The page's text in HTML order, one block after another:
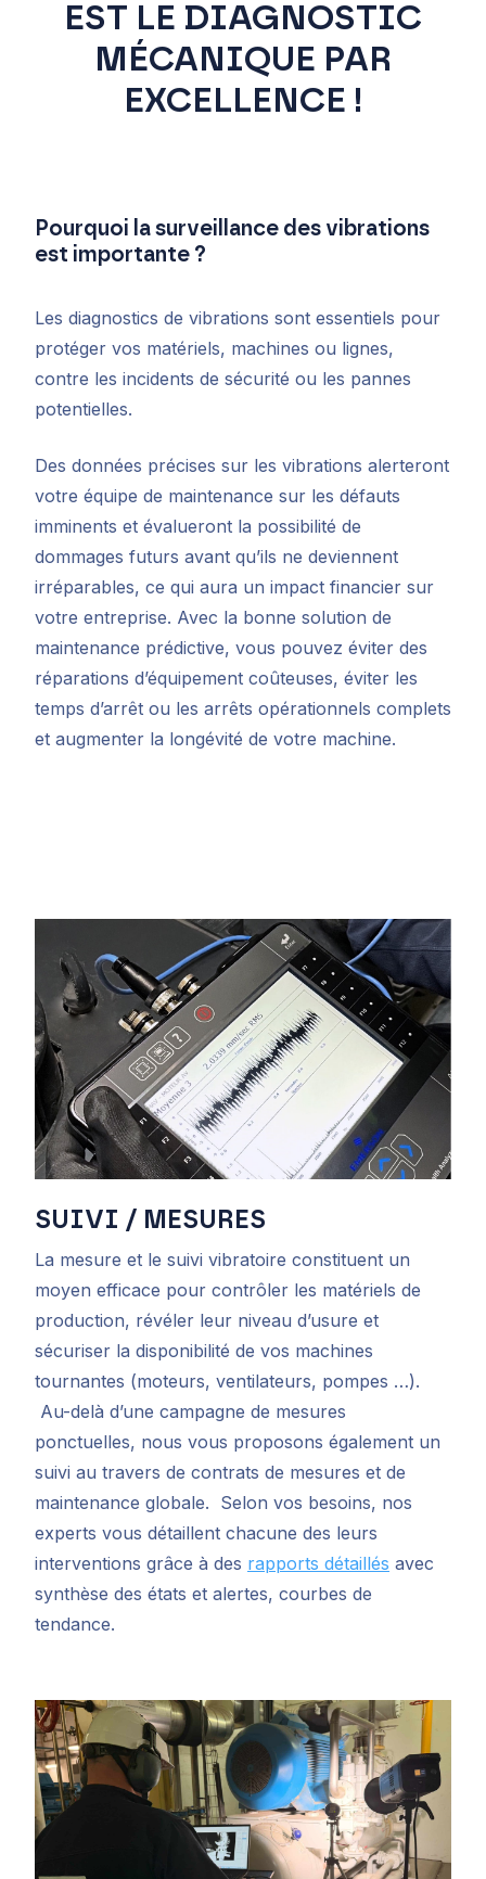
EST LE DIAGNOSTIC
MÉCANIQUE PAR
EXCELLENCE !
Pourquoi la surveillance des vibrations
est importante ?
Les diagnostics de vibrations sont essentiels pour
protéger vos matériels, machines ou lignes,
contre les incidents de sécurité ou les pannes
potentielles.
Des données précises sur les vibrations alerteront
votre équipe de maintenance sur les défauts
imminents et évalueront la possibilité de
dommages futurs avant qu’ils ne deviennent
irréparables, ce qui aura un impact financier sur
votre entreprise. Avec la bonne solution de
maintenance prédictive, vous pouvez éviter des
réparations d’équipement coûteuses, éviter les
temps d’arrêt ou les arrêts opérationnels complets
et augmenter la longévité de votre machine.
SUIVI / MESURES
La mesure et le suivi vibratoire constituent un
moyen efficace pour contrôler les matériels de
production, révéler leur niveau d’usure et
sécuriser la disponibilité de vos machines
tournantes (moteurs, ventilateurs, pompes …).
Au-delà d’une campagne de mesures
ponctuelles, nous vous proposons également un
suivi au travers de contrats de mesures et de
maintenance globale. Selon vos besoins, nos
experts vous détaillent chacune des leurs
interventions grâce à des rapports détaillés avec
synthèse des états et alertes, courbes de
tendance.